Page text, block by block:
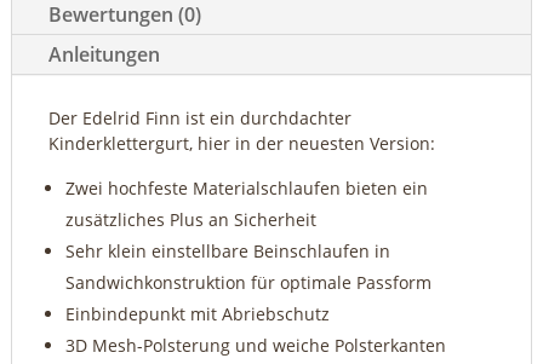
Bewertungen (0)
Anleitungen
Der Edelrid Finn ist ein durchdachter
Kinderklettergurt, hier in der neuesten Version:
Zwei hochfeste Materialschlaufen bieten ein
zusätzliches Plus an Sicherheit
Sehr klein einstellbare Beinschlaufen in
Sandwichkonstruktion für optimale Passform
Einbindepunkt mit Abriebschutz
3D Mesh-Polsterung und weiche Polsterkanten